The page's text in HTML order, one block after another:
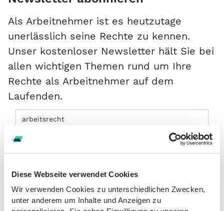
Diese Webseite verwendet Cookies
Wir verwenden Cookies zu unterschiedlichen Zwecken,
unter anderem um Inhalte und Anzeigen zu
Als Arbeitnehmer ist es heutzutage
unerlässlich seine Rechte zu kennen.
Unser kostenloser Newsletter hält Sie bei
allen wichtigen Themen rund um Ihre
Rechte als Arbeitnehmer auf dem
Laufenden.
Anrede:
Vorname: